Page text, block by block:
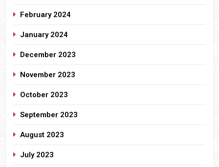
February 2024
January 2024
December 2023
November 2023
October 2023
September 2023
August 2023
July 2023